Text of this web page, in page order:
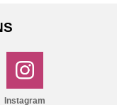
Instagram